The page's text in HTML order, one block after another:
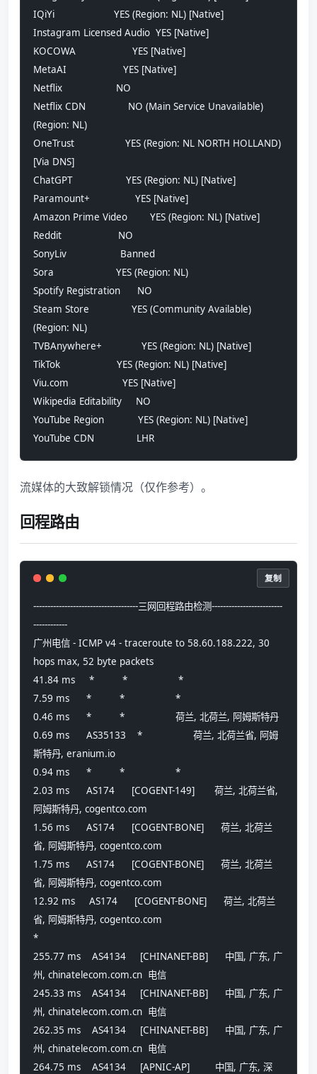
IQiYi                     YES (Region: NL) [Native]
Instagram Licensed Audio  YES [Native]
KOCOWA                    YES [Native]
MetaAI                    YES [Native]
Netflix                   NO
Netflix CDN               NO (Main Service Unavailable)
(Region: NL)
OneTrust                  YES (Region: NL NORTH HOLLAND)
[Via DNS]
ChatGPT                   YES (Region: NL) [Native]
Paramount+                YES [Native]
Amazon Prime Video        YES (Region: NL) [Native]
Reddit                    NO
SonyLiv                   Banned
Sora                      YES (Region: NL)
Spotify Registration      NO
Steam Store               YES (Community Available)
(Region: NL)
TVBAnywhere+              YES (Region: NL) [Native]
TikTok                    YES (Region: NL) [Native]
Viu.com                   YES [Native]
Wikipedia Editability     NO
YouTube Region            YES (Region: NL) [Native]
YouTube CDN               LHR
流媒体的大致解锁情况（仅作参考）。
回程路由
-------------------------------------三网回程路由检测-------------------------
------------
广州电信 - ICMP v4 - traceroute to 58.60.188.222, 30
hops max, 52 byte packets
41.84 ms     *          *                  *
7.59 ms      *          *                  *
0.46 ms      *          *                  荷兰, 北荷兰, 阿姆斯特丹
0.69 ms      AS35133    *                  荷兰, 北荷兰省, 阿姆
斯特丹, eranium.io
0.94 ms      *          *                  *
2.03 ms      AS174      [COGENT-149]       荷兰, 北荷兰省,
阿姆斯特丹, cogentco.com
1.56 ms      AS174      [COGENT-BONE]      荷兰, 北荷兰
省, 阿姆斯特丹, cogentco.com
1.75 ms      AS174      [COGENT-BONE]      荷兰, 北荷兰
省, 阿姆斯特丹, cogentco.com
12.92 ms     AS174      [COGENT-BONE]      荷兰, 北荷兰
省, 阿姆斯特丹, cogentco.com
*
255.77 ms    AS4134     [CHINANET-BB]      中国, 广东, 广
州, chinatelecom.com.cn  电信
245.33 ms    AS4134     [CHINANET-BB]      中国, 广东, 广
州, chinatelecom.com.cn  电信
262.35 ms    AS4134     [CHINANET-BB]      中国, 广东, 广
州, chinatelecom.com.cn  电信
264.75 ms    AS4134     [APNIC-AP]         中国, 广东, 深
复制